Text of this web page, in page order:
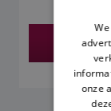
onze